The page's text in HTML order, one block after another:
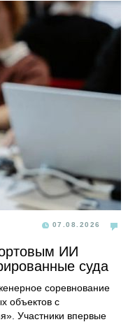
07.08.2026
ИИ
суда
соревнование
объектов с
Участники впервые